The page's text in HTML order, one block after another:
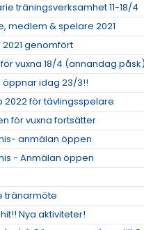
träningsverksamhet 11-18/4
medlem & spelare 2021
genomfört
vuxna 18/4 (annandag påsk)
idag 23/3!!
2022 för tävlingsspelare
för vuxna fortsätter
anmälan öppen
- Anmälan öppen
tränarmöte
Nya aktiviteter!